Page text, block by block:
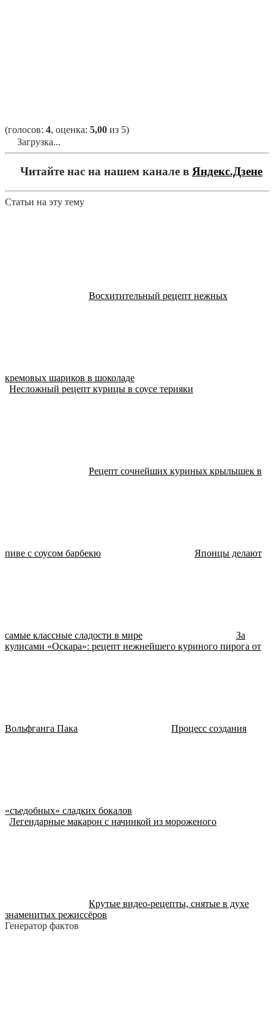
(голосов: 4, оценка: 5,00 из 5)
Загрузка...
Читайте нас на нашем канале в Яндекс.Дзене
Статьи на эту тему
Восхитительный рецепт нежных
кремовых шариков в шоколаде
Несложный рецепт курицы в соусе терияки
Рецепт сочнейших куриных крылышек в
пиве с соусом барбекю Японцы делают
самые классные сладости в мире
За
кулисами «Оскара»: рецепт нежнейшего куриного пирога от
Вольфганга Пака Процесс создания
«съедобных» сладких бокалов
Легендарные макарон с начинкой из мороженого
Крутые видео-рецепты, снятые в духе
знаменитых режиссёров
Генератор фактов